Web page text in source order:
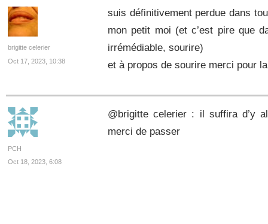
brigitte celerier
Oct 17, 2023, 10:38
suis définitivement perdue dans
mon petit moi (et c’est pire que
irrémédiable, sourire)
et à propos de sourire merci pour
PCH
Oct 18, 2023, 6:08
@brigitte celerier : il suffira d’y
merci de passer